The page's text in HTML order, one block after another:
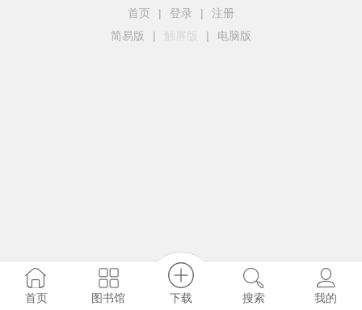
首页 | 登录 |
注册
简易版
| 触屏版 | 电脑版
首页 图书馆 下载 搜索 我的